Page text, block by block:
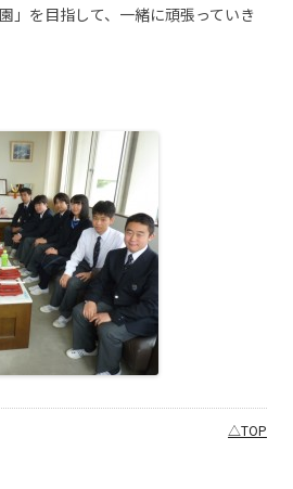
」を目指して、一緒に頑張っていき
△TOP